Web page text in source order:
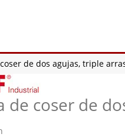
de dos agujas, triple
de coser de